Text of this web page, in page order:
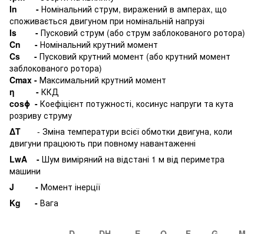
In - Номінальний струм, виражений в амперах, що
споживається двигуном при номінальній напрузі
Is - Пусковий струм (або струм заблокованого ротора)
Cn - Номінальний крутний момент
Cs - Пусковий крутний момент (або крутний момент
заблокованого ротора)
Cmax - Максимальний крутний момент
η - ККД
cosϕ - Коефіцієнт потужності, косинус напруги та кута
розриву струму
∆T
- Зміна температури всієї обмотки двигуна, коли
двигуни працюють при повному навантаженні
LwA - Шум виміряний на відстані 1 м від периметра
машини
J - Момент інерції
Kg - Вага